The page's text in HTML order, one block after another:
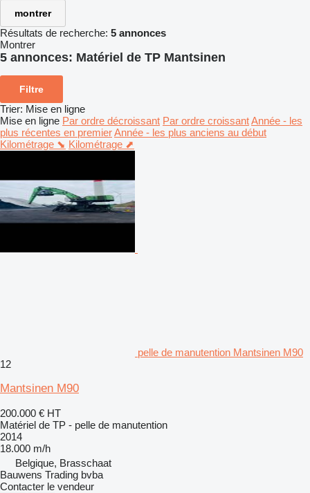
montrer
Résultats de recherche: 5 annonces
Montrer
5 annonces: Matériel de TP Mantsinen
Filtre
Trier: Mise en ligne
Mise en ligne Par ordre décroissant Par ordre croissantAnnée - les
plus récentes en premierAnnée - les plus anciens au début
Kilométrage ⬊ Kilométrage ⬈
pelle de manutention Mantsinen M90
12
Mantsinen M90
200.000 € HT
Matériel de TP - pelle de manutention
2014
18.000 m/h
Belgique, Brasschaat
Bauwens Trading bvba
Contacter le vendeur